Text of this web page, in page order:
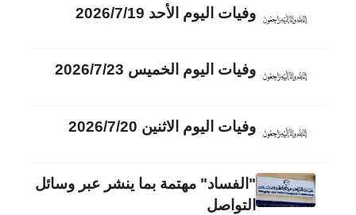
وفيات اليوم الأحد 2026/7/19
وفيات اليوم الخميس 2026/7/23
وفيات اليوم الاثنين 2026/7/20
"الفساد" مهتمة بما ينشر عبر وسائل
التواصل